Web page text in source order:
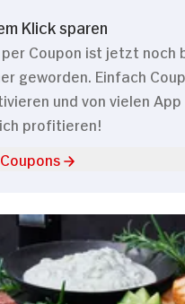
Klick sparen
Coupon ist jetzt noch
geworden. Einfach
und von vielen App
profitieren!